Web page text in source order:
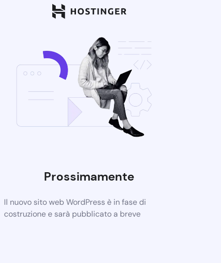
Prossimamente
Il nuovo sito web WordPress è in fase di
costruzione e sarà pubblicato a breve